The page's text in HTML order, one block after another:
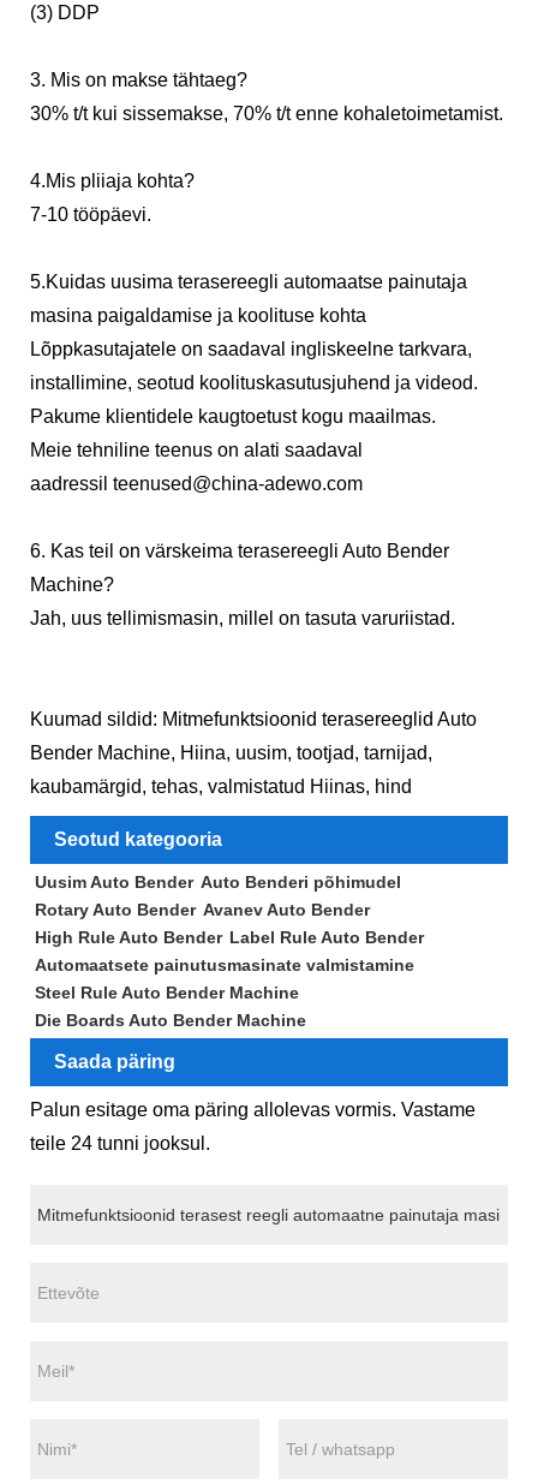
(3) DDP
3. Mis on makse tähtaeg?
30% t/t kui sissemakse, 70% t/t enne kohaletoimetamist.
4.Mis pliiaja kohta?
7-10 tööpäevi.
5.Kuidas uusima terasereegli automaatse painutaja
masina paigaldamise ja koolituse kohta
Lõppkasutajatele on saadaval ingliskeelne tarkvara,
installimine, seotud koolituskasutusjuhend ja videod.
Pakume klientidele kaugtoetust kogu maailmas.
Meie tehniline teenus on alati saadaval
aadressil teenused@china-adewo.com
6. Kas teil on värskeima terasereegli Auto Bender
Machine?
Jah, uus tellimismasin, millel on tasuta varuriistad.
Kuumad sildid: Mitmefunktsioonid terasereeglid Auto
Bender Machine, Hiina, uusim, tootjad, tarnijad,
kaubamärgid, tehas, valmistatud Hiinas, hind
Seotud kategooria
Uusim Auto Bender Auto Benderi põhimudel
Rotary Auto Bender Avanev Auto Bender
High Rule Auto Bender Label Rule Auto Bender
Automaatsete painutusmasinate valmistamine
Steel Rule Auto Bender Machine
Die Boards Auto Bender Machine
Saada päring
Palun esitage oma päring allolevas vormis. Vastame
teile 24 tunni jooksul.